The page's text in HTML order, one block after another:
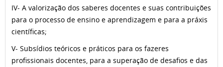
IV- A valorização dos saberes docentes e suas contribuições
para o processo de ensino e aprendizagem e para a práxis
científicas;
V- Subsídios teóricos e práticos para os fazeres
profissionais docentes, para a superação de desafios e das